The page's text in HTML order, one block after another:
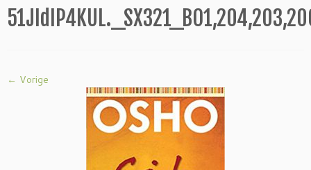
← Vorige